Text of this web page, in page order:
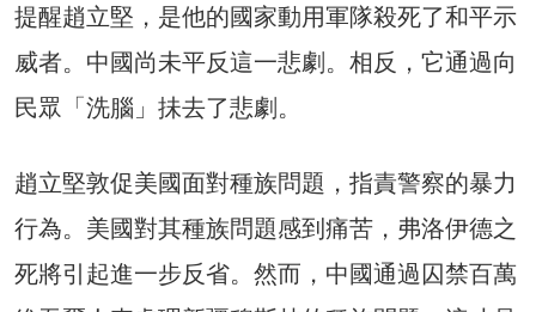
提醒趙立堅，是他的國家動用軍隊殺死了和平示
威者。中國尚未平反這一悲劇。相反，它通過向
民眾「洗腦」抺去了悲劇。
趙立堅敦促美國面對種族問題，指責警察的暴力
行為。美國對其種族問題感到痛苦，弗洛伊德之
死將引起進一步反省。然而，中國通過囚禁百萬